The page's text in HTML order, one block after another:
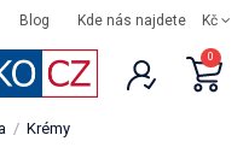
Blog Kde nás najdete Kč
0
Krémy